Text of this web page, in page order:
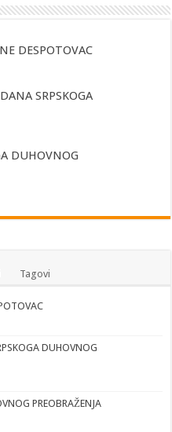
DESPOTOVAC
SRPSKOGA
DUHOVNOG
Tagovi
DUHOVNOG
PREOBRAŽENJA